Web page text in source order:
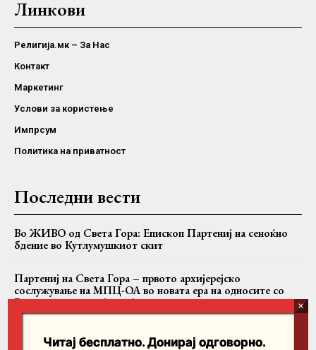
Линкови
Религија.мк – За Нас
Контакт
Маркетинг
Услови за користење
Импрсум
Политика на приватност
Последни вести
Во ЖИВО од Света Гора: Епископ Партениј на сеноќно
бдение во Кутлумушкиот скит
Партениј на Света Гора – првото архијерејско
сослужување на МПЦ-ОА во новата ера на односите со
Вселенската патријаршија
Вартоломеј, Теодор II и Јован заедно на Имврос
Читај бесплатно. Донирај одговорно.